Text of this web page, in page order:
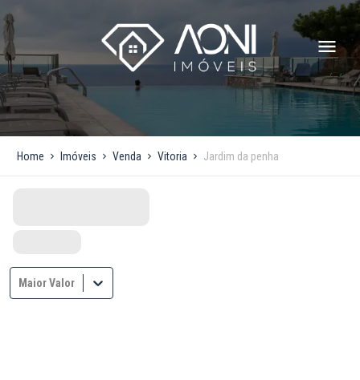
Home Imóveis Venda Vitoria Jardim da penha
Maior Valor